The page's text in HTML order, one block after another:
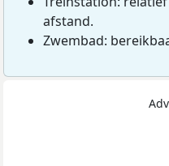
afstand.
Zwembad: